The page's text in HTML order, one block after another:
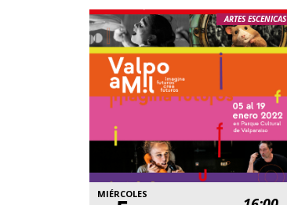
ARTES ESCENICAS
MIÉRCOLES